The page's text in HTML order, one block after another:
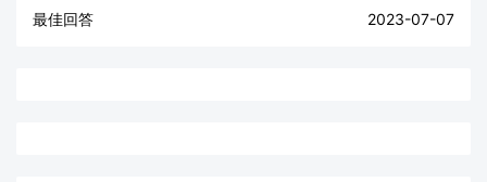
最佳回答 2023-07-07